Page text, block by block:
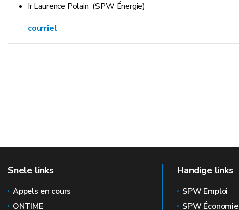
Ir Laurence Polain (SPW Énergie)
courriel
Snele links
Appels en cours
ONTIME
Handige links
SPW Emploi
SPW Économie